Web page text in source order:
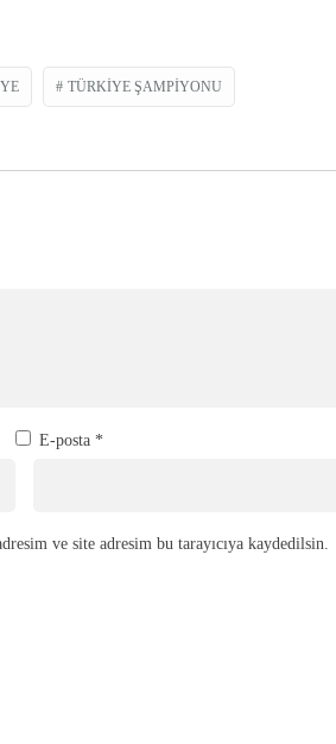
TÜRKIYE ŞAMPIYONU
E-posta *
ve site adresim bu tarayıcıya kaydedilsin.